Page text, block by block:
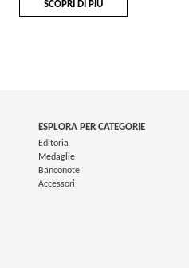
SCOPRI DI PIÙ
ESPLORA PER CATEGORIE
Editoria
Medaglie
Banconote
Accessori